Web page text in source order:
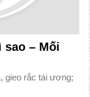
– Mối
gieo rắc tái ương;